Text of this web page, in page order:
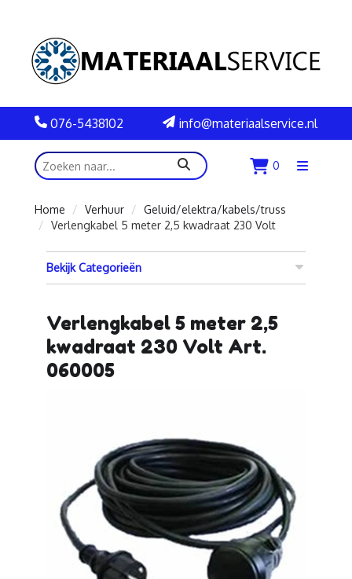
076-5438102 info@materiaalservice.nl
zoeken 0
Menu
Home
Verhuur
Geluid/elektra/kabels/truss
Verlengkabel 5 meter 2,5 kwadraat 230 Volt
Bekijk Categorieën
Verlengkabel 5 meter 2,5
kwadraat 230 Volt Art.
060005